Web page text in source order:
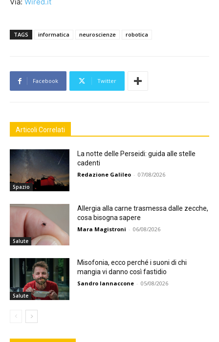
TAGS informatica neuroscienze robotica
Facebook Twitter
Articoli Correlati
Spazio
La notte delle Perseidi: guida alle stelle
cadenti
Redazione Galileo - 07/08/2026
Salute
Allergia alla carne trasmessa dalle zecche,
cosa bisogna sapere
Mara Magistroni - 06/08/2026
Salute
Misofonia, ecco perché i suoni di chi
mangia vi danno così fastidio
Sandro Iannaccone - 05/08/2026